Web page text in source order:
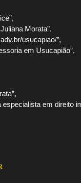
Morata”,
usucapiao/”,
em Usucapião”,
especialista em direito